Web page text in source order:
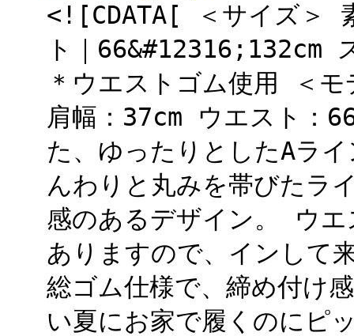
<![CDATA[ ＜サイズ＞
ト｜66&#12316;132cm
＊ウエストゴム使用 ＜
肩幅：37cm ウエスト：
た、ゆったりとしたAラ
んわりと丸みを帯びたラ
感のあるデザイン。 ウ
ありますので、インして
総ゴム仕様で、締め付け
い夏にお家で履くのにピ